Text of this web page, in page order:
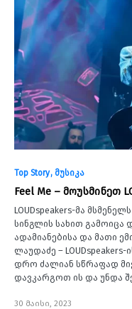
Top Story მუსიკა
Feel Me – მოუსმინეთ
LOUDspeakers-მა
სინგლის სახით გამოიცა
ადამიანებისა და მათი
ლაუდაძე –
დრო ძალიან სწრაფად
დავკარგოთ ის და უნდა
30 მაისი, 2023